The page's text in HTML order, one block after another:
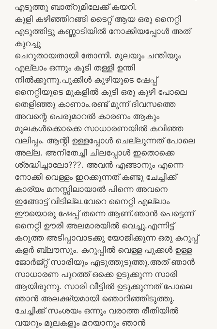
എടുത്തു ബാത്‌റൂമിലേക്ക് കയറി.
കുളി കഴിഞ്ഞിറങ്ങി ടൈറ്റ് ആയ ഒരു നൈറ്റി
എടുത്തിട്ടു കണ്ണാടിയിൽ നോക്കിയപ്പോൾ അത്
കുറച്ചു
ചെറുതായതായി തോന്നി. മുലയും ചന്തിയും
എല്ലാം ഒന്നും കൂടി തള്ളി ഉന്തി
നിൽക്കുന്നു.പുക്കിൾ കുഴിയുടെ ഷേപ്പ്
നൈറ്റിയുടെ മുകളിൽ കൂടി ഒരു കുഴി പോലെ
തെളിഞ്ഞു കാണാം.രണ്ട് മൂന്ന് ദിവസത്തെ
അവന്റെ പെരുമാറൽ കാരണം ആകും
മുലകൾക്കൊക്കെ സാധാരണയിൽ കവിഞ്ഞ
വലിപ്പം. ആന്റി ഉള്ളപ്പോൾ ചെല്ലുന്നത് പോലെ
അല്ല. അനിതേച്ചി ചിലപ്പോൾ ഇതൊക്കെ
ശ്രദ്ധിച്ചാലോ???. അവൻ എങ്ങാനും എന്നെ
നോക്കി വെള്ളം ഇറക്കുന്നത് കണ്ടു ചേച്ചിക്ക്
കാര്യം മനസ്സിലായാൽ പിന്നെ അവനെ
ഇങ്ങോട്ട് വിടില്ല.വേറെ നൈറ്റി എല്ലാം
ഈയൊരു ഷേപ്പ് തന്നെ ആണ്.ഞാൻ പെട്ടെന്ന്
നൈറ്റി ഊരി അലമാരയിൽ വെച്ചു.എന്നിട്ട്
കറുത്ത അടിപ്പാവാടക്കു യോജിക്കുന്ന ഒരു കറുപ്പ്
കളർ ബ്ലൗസും. കറുപ്പിൽ വെള്ള പൂക്കൾ ഉള്ള
ജോർജ്റ്റ് സാരിയും എടുത്തുടുത്തു.അത് ഞാൻ
സാധാരണ പുറത്ത് ഒക്കെ ഉടുക്കുന്ന സാരി
ആയിരുന്നു. സാരി വീട്ടിൽ ഉടുക്കുന്നത് പോലെ
ഞാൻ അലക്ഷ്യമായി ഞൊറിഞ്ഞിടുത്തു.
ചേച്ചിക്ക് സംശയം ഒന്നും വരാത്ത രീതിയിൽ
വയറും മുലകളും മറയാനും ഞാൻ